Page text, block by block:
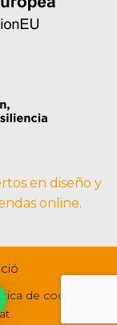
en diseño y
online.
de cookies